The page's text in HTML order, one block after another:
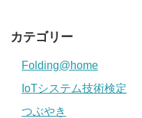
カテゴリー
Folding@home
IoTシステム技術検定
つぶやき